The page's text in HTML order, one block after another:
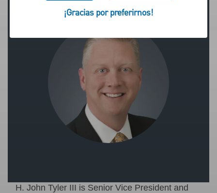
H. John Tyler III is Senior Vice President and
¡Gracias por preferirnos!